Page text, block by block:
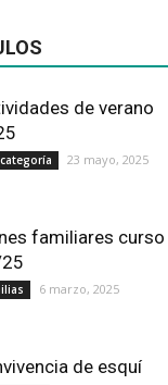
de verano
23 mayo, 2025
familiares curso
6 marzo, 2025
de esquí